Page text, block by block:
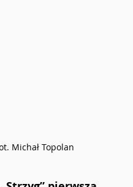
Michał Topolan